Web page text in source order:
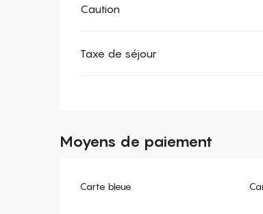
Caution
Taxe de séjour
Moyens de paiement
Carte bleue